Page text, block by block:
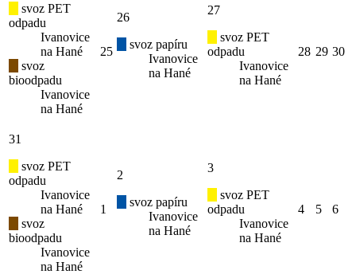
svoz PET
odpadu
Ivanovice
na Hané
svoz
bioodpadu
Ivanovice
na Hané
25
26
svoz papíru
Ivanovice
na Hané
27
svoz PET
odpadu
Ivanovice
na Hané
28 29 30
31
svoz PET
odpadu
Ivanovice
na Hané
svoz
bioodpadu
Ivanovice
na Hané
1
2
svoz papíru
Ivanovice
na Hané
3
svoz PET
odpadu
Ivanovice
na Hané
4 5 6